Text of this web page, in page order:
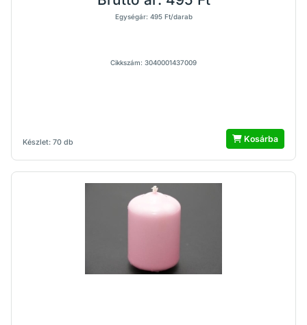
Készlet: 70 db
Egységár: 495 Ft/darab
Cikkszám: 3040001437009
Kosárba